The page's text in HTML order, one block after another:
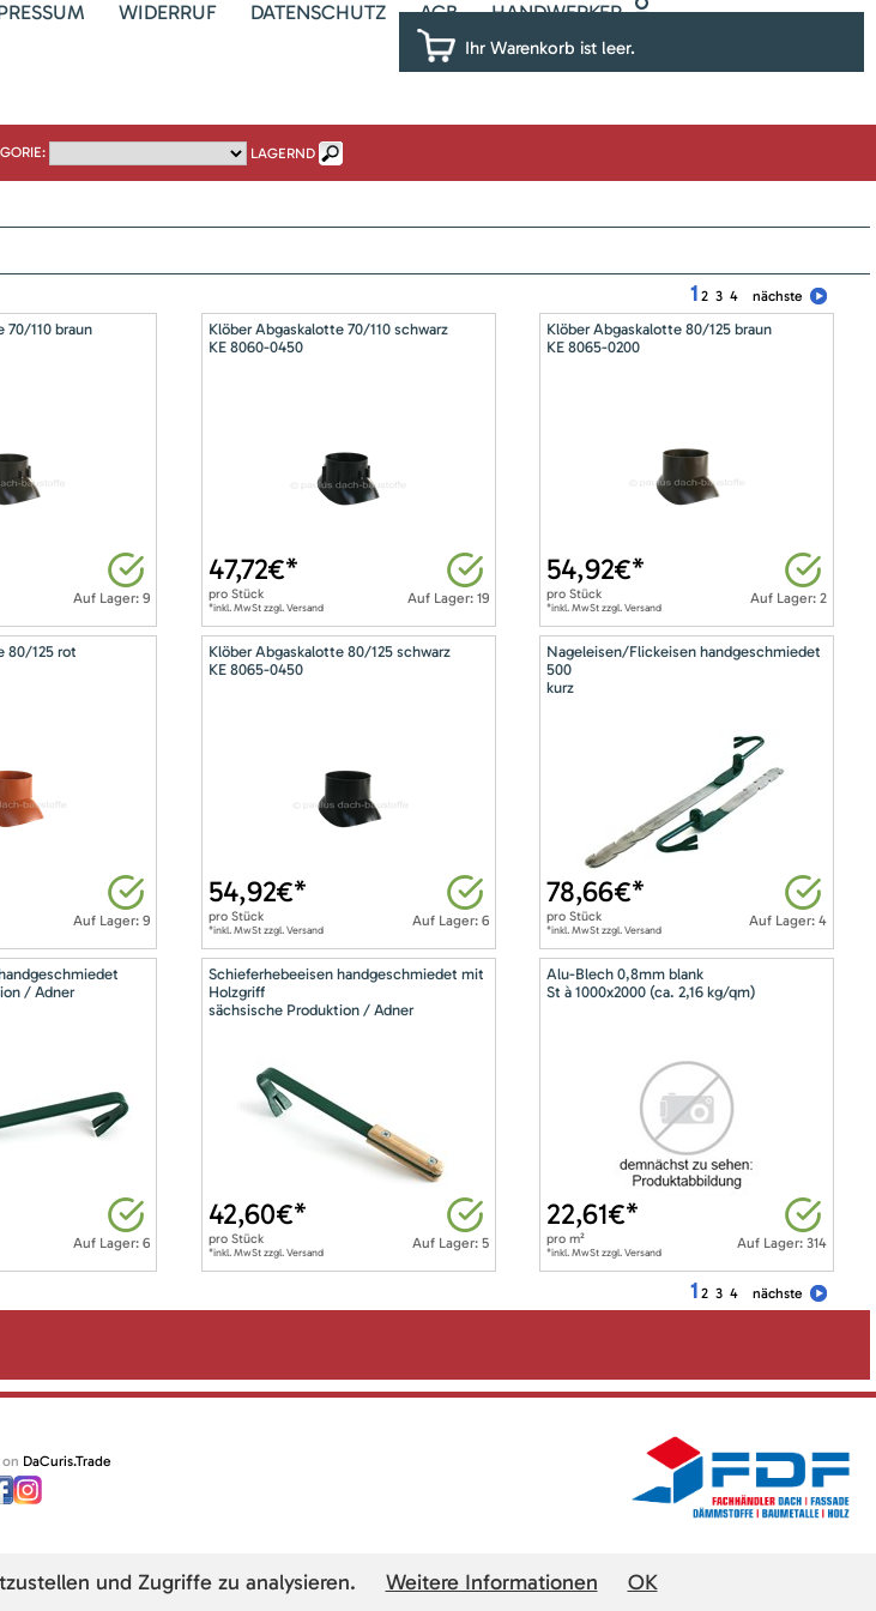
WIDERRUF DATENSCHUTZ AGB HANDWERKER
Ihr Warenkorb ist leer.
LAGERND
1 2 3 4 nächste
70/110 braun
Auf Lager: 9
Klöber Abgaskalotte 70/110 schwarz
KE 8060-0450
Auf Lager: 19
47,72€*
pro Stück
*inkl. MwSt zzgl. Versand
Klöber Abgaskalotte 80/125 braun
KE 8065-0200
Auf Lager: 2
54,92€*
proStück
*inkl. MwSt zzgl. Versand
80/125 rot
Auf Lager: 9
Klöber Abgaskalotte 80/125 schwarz
KE 8065-0450
Auf Lager: 6
54,92€*
pro Stück
*inkl. MwSt zzgl. Versand
Nageleisen/Flickeisen handgeschmiedet
500
kurz
Auf Lager: 4
78,66€*
proStück
*inkl. MwSt zzgl. Versand
/ Adner
Auf Lager: 6
Schieferhebeeisen handgeschmiedet mit
Holzgriff
sächsische Produktion / Adner
Auf Lager: 5
42,60€*
pro Stück
*inkl. MwSt zzgl. Versand
Alu-Blech 0,8mm blank
St à 1000x2000 (ca. 2,16 kg/qm)
Auf Lager: 314
22,61€*
prom²
*inkl. MwSt zzgl. Versand
1 2 3 4 nächste
DaCuris.Trade
und Zugriffe zu analysieren. Weitere Informationen OK